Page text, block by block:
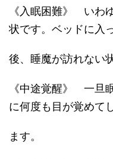
《入眠困難》 いわ
状です。ベッドに入
後、睡魔が訪れない
《中途覚醒》 一旦
に何度も目が覚めて
ます。